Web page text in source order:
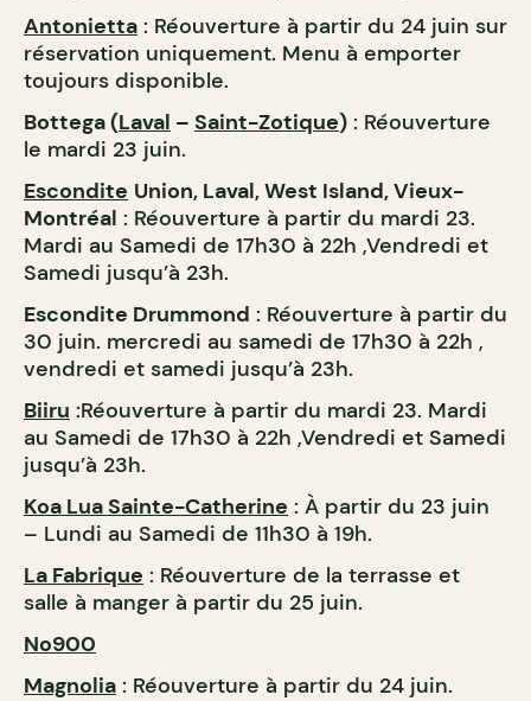
Antonietta : Réouverture à partir du 24 juin sur
réservation uniquement. Menu à emporter
toujours disponible.
Bottega (Laval – Saint-Zotique) : Réouverture
le mardi 23 juin.
Escondite Union, Laval, West Island, Vieux-
Montréal : Réouverture à partir du mardi 23.
Mardi au Samedi de 17h30 à 22h ,Vendredi et
Samedi jusqu’à 23h.
Escondite Drummond : Réouverture à partir du
30 juin. mercredi au samedi de 17h30 à 22h ,
vendredi et samedi jusqu’à 23h.
Biiru :Réouverture à partir du mardi 23. Mardi
au Samedi de 17h30 à 22h ,Vendredi et Samedi
jusqu’à 23h.
Koa Lua Sainte-Catherine : À partir du 23 juin
– Lundi au Samedi de 11h30 à 19h.
La Fabrique : Réouverture de la terrasse et
salle à manger à partir du 25 juin.
No900
Magnolia : Réouverture à partir du 24 juin.